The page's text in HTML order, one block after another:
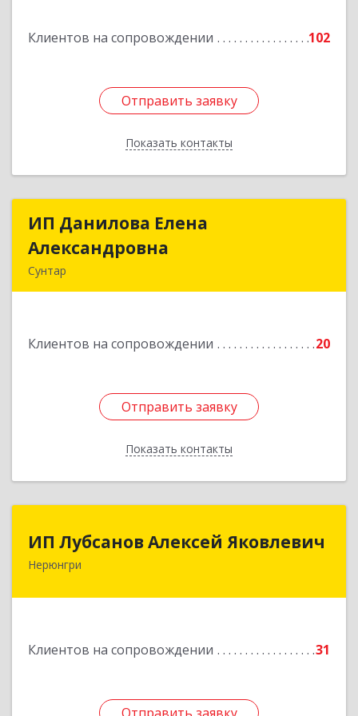
Клиентов на сопровождении 102
Отправить заявку
Показать контакты
Подробнее
Отправить заявку
Назад
ИП Данилова Елена
Александровна
Сунтар
Клиентов на сопровождении 20
Отправить заявку
Показать контакты
ИП Данилова Елена
Отправить заявку
Назад
ИП Лубсанов Алексей Яковлевич
Нерюнгри
Клиентов на сопровождении 31
ИП Лубсанов Алексей Яковлевич
675002, Амурская область, г. Благовещенск, ул.